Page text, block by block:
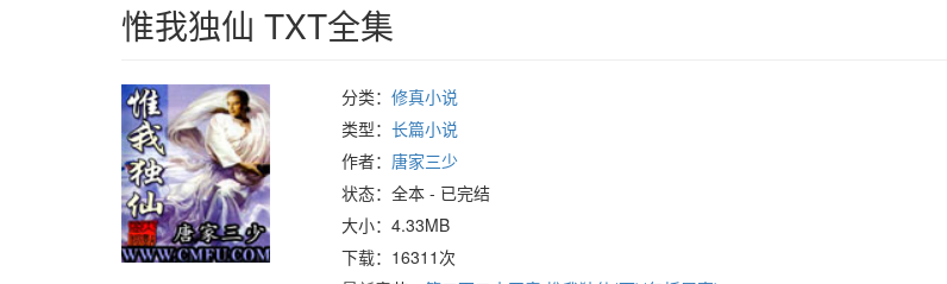
惟我独仙 TXT全集
分类： 修真小说
类型： 长篇小说
作者： 唐家三少
状态：全本 - 已完结
大小：4.33MB
下载：16311次